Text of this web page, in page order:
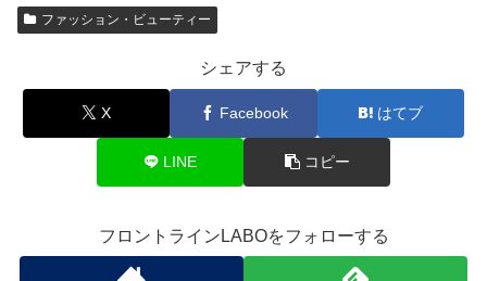
ファッション・ビューティー
シェアする
X Facebook はてブ
LINE コピー
フロントラインLABOをフォローする